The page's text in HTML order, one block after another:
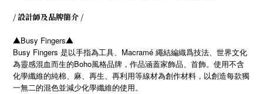
/ 設計師及品牌簡介 /
▲Busy Fingers▲
Busy Fingers 是以手指為工具、Macramé 繩結編織爲技法、世界文化
為靈感混血而生的Boho風格品牌，作品涵蓋家飾品、首飾。 使用不含
化學纖維的純棉、麻、再生、再利用等線材為創作材料，以創造每款獨
一無二的混色並減少化學纖維的使用。